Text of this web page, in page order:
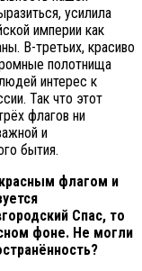
усилила
империи как
В-третьих, красиво
полотнища
интерес к
Так что этот
флагов ни
и
бытия.
флагом и
Спас, то
фоне. Не могли